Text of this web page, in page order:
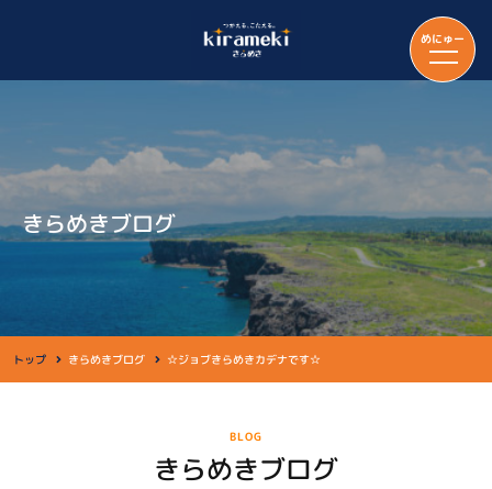
めにゅー
きらめきブログ
トップ きらめきブログ ☆ジョブきらめきカデナです☆
BLOG
きらめきブログ